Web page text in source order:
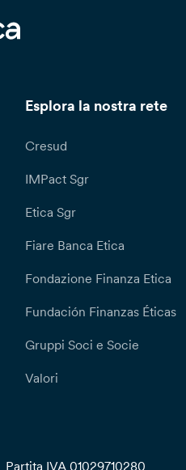
Esplora la nostra rete
Cresud
IMPact Sgr
Etica Sgr
Fiare Banca Etica
Fondazione Finanza Etica
Fundación Finanzas Éticas
Gruppi Soci e Socie
Valori
Partita IVA 01029710280